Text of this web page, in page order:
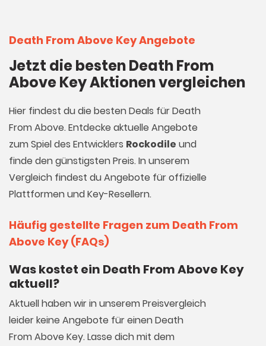
Death From Above Key Angebote
Jetzt die besten Death From
Above Key Aktionen vergleichen
Hier findest du die besten Deals für Death
From Above. Entdecke aktuelle Angebote
zum Spiel des Entwicklers Rockodile und
finde den günstigsten Preis. In unserem
Vergleich findest du Angebote für offizielle
Plattformen und Key-Resellern.
Häufig gestellte Fragen zum Death From
Above Key (FAQs)
Was kostet ein Death From Above Key
aktuell?
Aktuell haben wir in unserem Preisvergleich
leider keine Angebote für einen Death
From Above Key. Lasse dich mit dem